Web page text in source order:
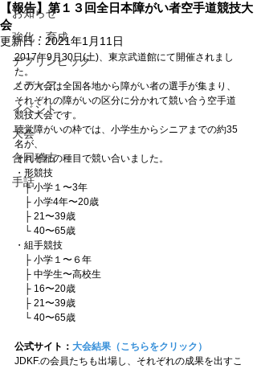
お知らせ
強化・育成
デフリンピック
メディア
イベント
大会
合同稽古
手話
【報告】第１３回全日本障がい者空手道競技大
会
更新日： 2021年1月11日
2017年9月30日(土)、東京武道館にて開催されまし
た。
この大会は全国各地から障がい者の選手が集まり、
それぞれの障がいの区分に分かれて競い合う空手道
競技大会です。
聴覚障がいの枠では、小学生からシニアまでの約35
名が、
それぞれの種目で競い合いました。
・形競技
├ 小学１〜3年
├ 小学4年〜20歳
├ 21〜39歳
└ 40〜65歳
・組手競技
├ 小学１〜６年
├ 中学生〜高校生
├ 16〜20歳
├ 21〜39歳
└ 40〜65歳
公式サイト： 大会結果（こちらをクリック）
JDKF.の会員たちも出場し、それぞれの成果を出すこ